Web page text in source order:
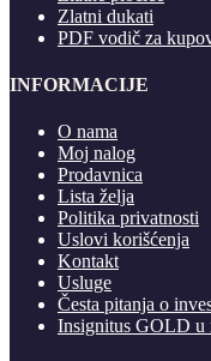
Zlatni dukati
PDF vodič za
INFORMACIJE
O nama
Moj nalog
Prodavnica
Lista želja
Politika privatnosti
Uslovi korišćenja
Kontakt
Usluge
Česta pitanja o
Insignitus GOLD u